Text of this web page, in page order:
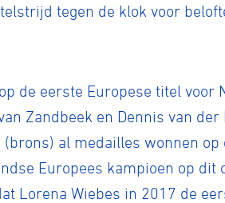
tegen de klok voor
de eerste Europese titel voor
Zandbeek en Dennis van
(brons) al medailles wonnen
Europees kampioen op dit
Lorena Wiebes in 2017 de